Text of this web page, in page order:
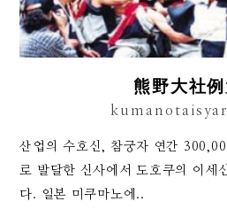
熊野大社
산업의 수호신, 참궁자 연간
로 발달한 신사에서 도호쿠의 이세
다. 일본 미쿠마노에..